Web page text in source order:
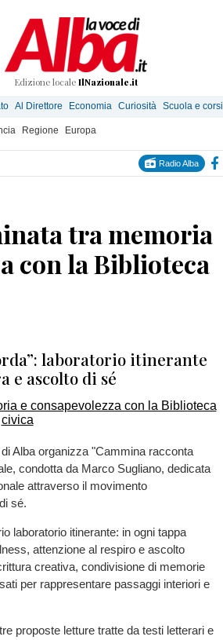
Edizione locale IlNazionale.it
Al Direttore Economia Curiosità Scuola e corsi
Regione Europa
Radio Alba
tra memoria
con la Biblioteca
laboratorio itinerante
e ascolto di sé
Alba organizza "Cammina racconta
condotta da Marco Sugliano, dedicata
attraverso il movimento
sé.
laboratorio itinerante: in ogni tappa
attenzione al respiro e ascolto
creativa, condivisione di memorie
per rappresentare passaggi interiori e
proposte letture tratte da testi letterari e